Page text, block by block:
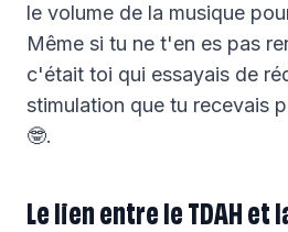
le volume de la musique
Même si tu ne t'en es pas
c'était toi qui essayais de
stimulation que tu recevais
🤓.
Le lien entre le TDAH